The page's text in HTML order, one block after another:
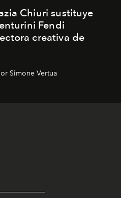
Chiuri sustituye
Fendi
creativa de
Simone Vertua